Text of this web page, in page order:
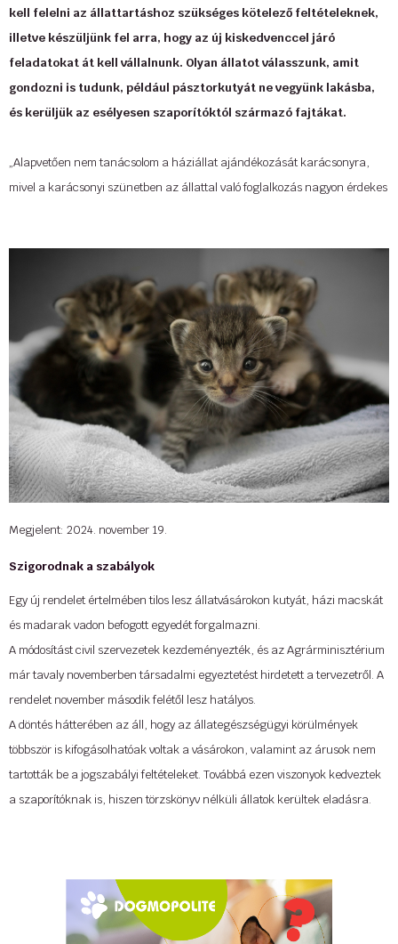
A tudatlanok azt hiszik, hogy a harci macskák által keltett zaj olyan
súlyos, de nem így van; ez a beteg nyelvtan, amit használnak.
Mark Twain
A macskám nem őrült, egyszerűen nagyon jó színésznő.
PC Cast, Untamed
A macska megérti, hogyan lehet kellemes reggel. Nem beszél.
A macskákkal az a probléma, hogy pontosan ugyanúgy néznek ki, akár
lepkét, akár fejszegyilkost látnak.
Paula Poundstone
...
kell felelni az állattartáshoz szükséges kötelező feltételeknek,
illetve készüljünk fel arra, hogy az új kiskedvenccel járó
feladatokat át kell vállalnunk. Olyan állatot válasszunk, amit
gondozni is tudunk, például pásztorkutyát ne vegyünk lakásba,
és kerüljük az esélyesen szaporítóktól származó fajtákat.
„Alapvetően nem tanácsolom a háziállat ajándékozását karácsonyra,
mivel a karácsonyi szünetben az állattal való foglalkozás nagyon érdekes
Állatorvosi Rendelő és Állatpatika munkatársa.
A szakember szerint egy életre szóló ajándékélmény lehet egy gyereknek,
ha kap kap egy kutyát vagy macskát. Ideális esetben ez az állat egész
életére vonatkozik (10-18 év), így nagyon alaposan át kell gondolni az
ezzel járó felelősséget és feladatokat. A szülő úgy tervezzen, hogy
gyereke - pillanatnyi életkorának megfelelően - nem fog minden nap
azonos lelkesedéssel részt venni az állat ellátásában. Így ezek a
feladatok a szülőkre maradnak. Így csak az vágjon bele, aki ezt át tudja
vállalni a gyerekétől.
Tovább »
...
Megjelent: 2024. november 19.
Szigorodnak a szabályok
Egy új rendelet értelmében tilos lesz állatvásárokon kutyát, házi macskát
és madarak vadon befogott egyedét forgalmazni.
A módosítást civil szervezetek kezdeményezték, és az Agrárminisztérium
már tavaly novemberben társadalmi egyeztetést hirdetett a tervezetről. A
rendelet november második felétől lesz hatályos.
A döntés hátterében az áll, hogy az állategészségügyi körülmények
többször is kifogásolhatóak voltak a vásárokon, valamint az árusok nem
tartották be a jogszabályi feltételeket. Továbbá ezen viszonyok kedveztek
a szaporítóknak is, hiszen törzskönyv nélküli állatok kerültek eladásra.
Szentendre, Szigetszentmiklós és Debrecen) várja látogatóit.
Létesítményeinkben kiadós mozgást, elkerített területen, szabadban